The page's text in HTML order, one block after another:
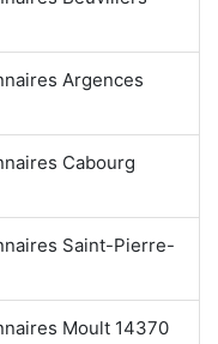
Argences
Cabourg
Saint-Pierre-
Moult 14370